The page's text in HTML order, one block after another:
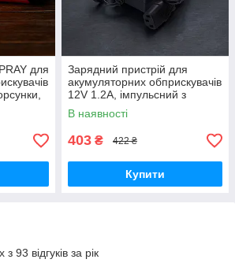
для
Зарядний пристрій для
акумуляторних обприскувачів
12V 1.2A, імпульсний з
індикатором заряду
В наявності
403 ₴ 422 ₴
Купити
93 відгуків за рік